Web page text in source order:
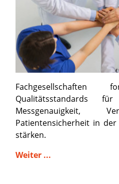
Fachgesellschaften
Qualitätsstandards
Messgenauigkeit,
Patientensicherheit in
stärken.
Weiter ...